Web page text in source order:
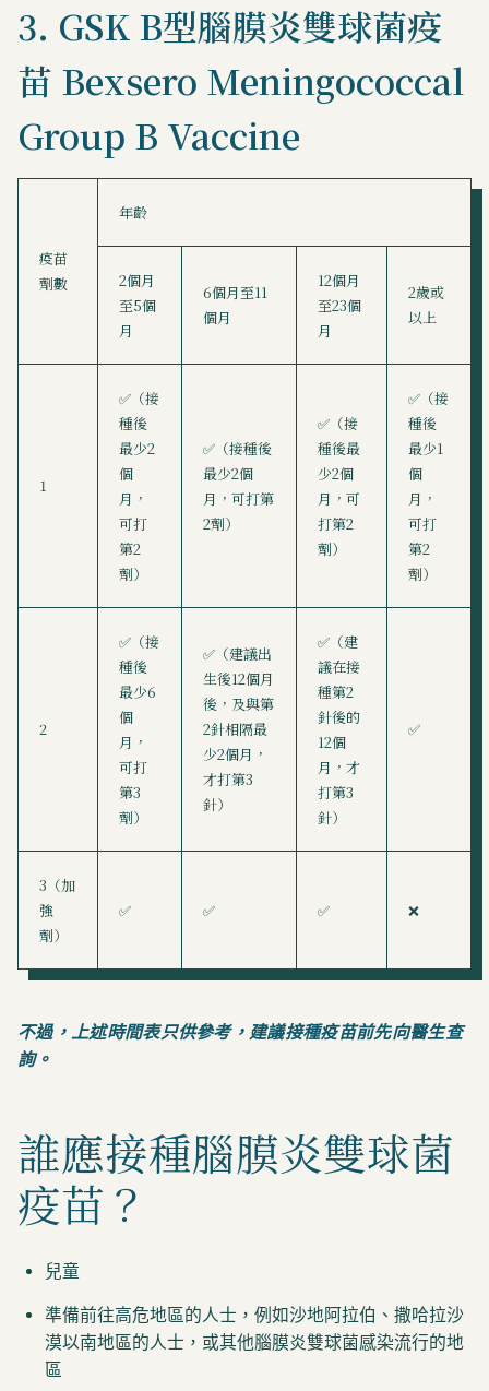
3. GSK B型腦膜炎雙球菌疫
苗 Bexsero Meningococcal
Group B Vaccine
疫苗
劑數
年齡
2個月
至5個
月
6個月至11
個月
12個月
至23個
月
2歲或
以上
1
✅（接
種後
最少2
個
月，
可打
第2
劑）
✅（接種後
最少2個
月，可打第
2劑）
✅（接
種後最
少2個
月，可
打第2
劑）
✅（接
種後
最少1
個
月，
可打
第2
劑）
2
✅（接
種後
最少6
個
月，
可打
第3
劑）
✅（建議出
生後12個月
後，及與第
2針相隔最
少2個月，
才打第3
針）
✅（建
議在接
種第2
針後的
12個
月，才
打第3
針）
✅
3（加
強
劑）
✅ ✅ ✅ ❌
不過，上述時間表只供參考，建議接種疫苗前先向醫生查
詢。
誰應接種腦膜炎雙球菌
疫苗？
兒童
準備前往高危地區的人士，例如沙地阿拉伯、撒哈拉沙
漠以南地區的人士，或其他腦膜炎雙球菌感染流行的地
區